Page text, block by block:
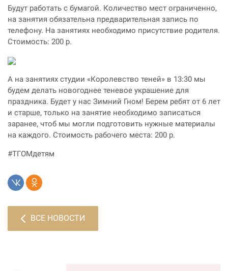
Будут работать с бумагой. Количество мест ограниченно,
на занятия обязательна предварительная запись по
телефону. На занятиях необходимо присутствие родителя.
Стоимость: 200 р.
А на занятиях студии «Королевство теней» в 13:30 мы
будем делать новогоднее теневое украшение для
праздника. Будет у нас Зимний Гном! Берем ребят от 6 лет
и старше, только на занятие необходимо записаться
заранее, чтоб мы могли подготовить нужные материалы
на каждого. Стоимость рабочего места: 200 р.
#ТГОМдетям
ВСЕ НОВОСТИ